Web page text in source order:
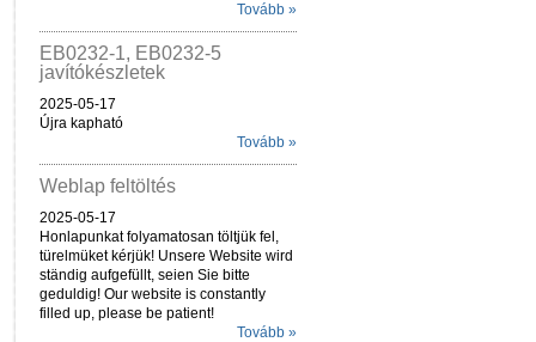
Tovább »
EB0232-1, EB0232-5
javítókészletek
2025-05-17
Újra kapható
Tovább »
Weblap feltöltés
2025-05-17
Honlapunkat folyamatosan töltjük fel,
türelmüket kérjük! Unsere Website wird
ständig aufgefüllt, seien Sie bitte
geduldig! Our website is constantly
filled up, please be patient!
Tovább »